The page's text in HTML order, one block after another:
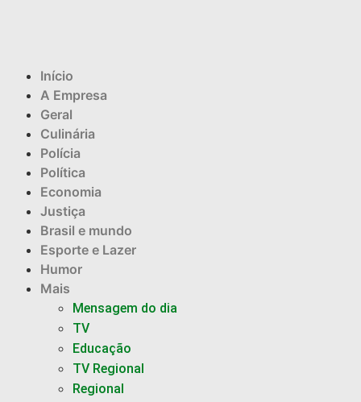
Início
A Empresa
Geral
Culinária
Polícia
Política
Economia
Justiça
Brasil e mundo
Esporte e Lazer
Humor
Mais
Mensagem do dia
TV
Educação
TV Regional
Regional